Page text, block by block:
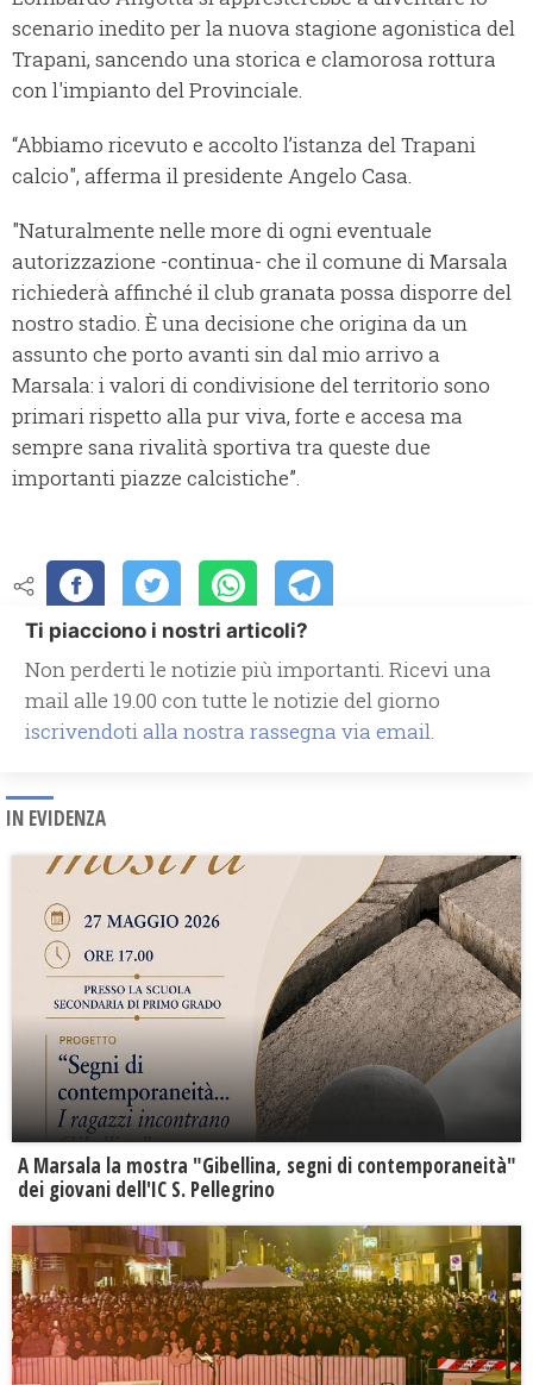
scenario inedito per la nuova stagione agonistica del
Trapani, sancendo una storica e clamorosa rottura
con l'impianto del Provinciale.
“Abbiamo ricevuto e accolto l’istanza del Trapani
calcio", afferma il presidente Angelo Casa.
"Naturalmente nelle more di ogni eventuale
autorizzazione -continua- che il comune di Marsala
richiederà affinché il club granata possa disporre del
nostro stadio. È una decisione che origina da un
assunto che porto avanti sin dal mio arrivo a
Marsala: i valori di condivisione del territorio sono
primari rispetto alla pur viva, forte e accesa ma
sempre sana rivalità sportiva tra queste due
importanti piazze calcistiche”.
Ti piacciono i nostri articoli?
Non perderti le notizie più importanti. Ricevi una
mail alle 19.00 con tutte le notizie del giorno
iscrivendoti alla nostra rassegna via email.
IN EVIDENZA
A Marsala la mostra "Gibellina, segni di contemporaneità"
dei giovani dell'IC S. Pellegrino